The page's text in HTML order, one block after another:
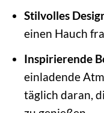
Stilvolles
einen Hauch
Inspirierende
einladende
täglich daran,